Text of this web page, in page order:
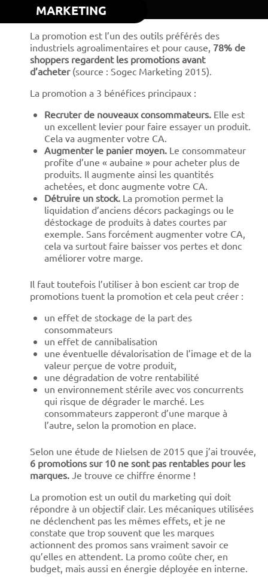
MARKETING
La promotion est l’un des outils préférés des
industriels agroalimentaires et pour cause, 78% de
shoppers regardent les promotions avant
d’acheter(source : Sogec Marketing 2015).
La promotion a 3 bénéfices principaux :
Recruter de nouveaux consommateurs. Elle est
un excellent levier pour faire essayer un produit.
Cela va augmenter votre CA.
Augmenter le panier moyen. Le consommateur
profite d’une « aubaine » pour acheter plus de
produits. Il augmente ainsi les quantités
achetées, et donc augmente votre CA.
Détruire un stock. La promotion permet la
liquidation d’anciens décors packagings ou le
déstockage de produits à dates courtes par
exemple. Sans forcément augmenter votre CA,
cela va surtout faire baisser vos pertes et donc
améliorer votre marge.
Il faut toutefois l’utiliser à bon escient car trop de
promotions tuent la promotion et cela peut créer :
un effet de stockage de la part des
consommateurs
un effet de cannibalisation
une éventuelle dévalorisation de l’image et de la
valeur perçue de votre produit,
une dégradation de votre rentabilité
un environnement stérile avec vos concurrents
qui risque de dégrader le marché. Les
consommateurs zapperont d’une marque à
l’autre, selon la promotion en place.
Selon une étude de Nielsen de 2015 que j’ai trouvée,
6 promotions sur 10 ne sont pas rentables pour les
marques. Je trouve ce chiffre énorme !
La promotion est un outil du marketing qui doit
répondre à un objectif clair. Les mécaniques utilisées
ne déclenchent pas les mêmes effets, et je ne
constate que trop souvent que les marques
actionnent des promos sans vraiment savoir ce
qu’elles en attendent. La promo coûte cher, en
budget, mais aussi en énergie déployée en interne.